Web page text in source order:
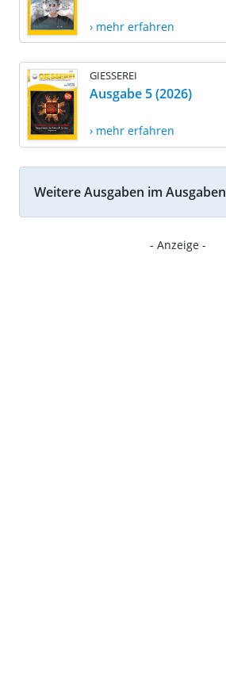
› mehr erfahren
GIESSEREI
Ausgabe 5 (2026)
› mehr erfahren
Weitere Ausgaben im
- Anzeige -